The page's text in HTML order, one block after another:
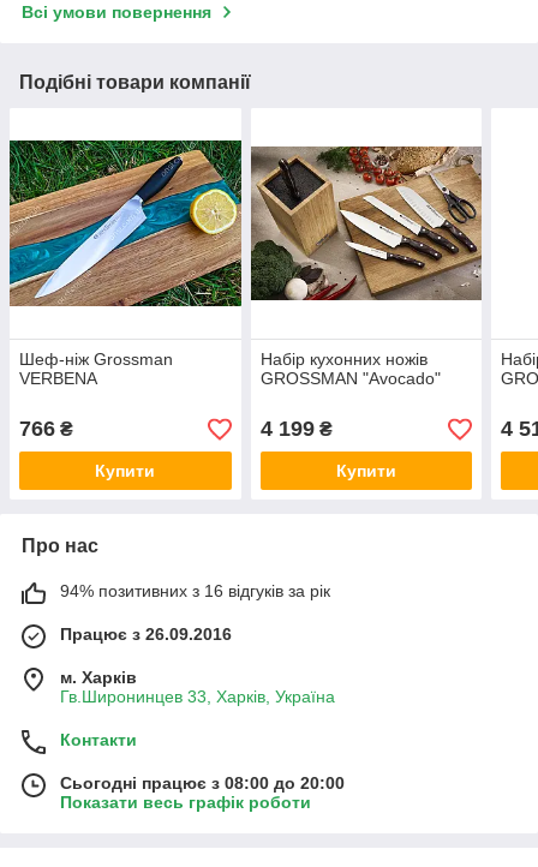
Всі умови повернення
Подібні товари компанії
Шеф-ніж Grossman
VERBENA
766 ₴
Купити
Набір кухонних ножів
GROSSMAN "Avocado"
4 199₴
Купити
4
Про нас
94% позитивних з 16 відгуків за рік
Працює з 26.09.2016
м. Харків
Гв.Широнинцев 33, Харків, Україна
Контакти
Сьогодні працює з 08:00 до 20:00
Показати весь графік роботи